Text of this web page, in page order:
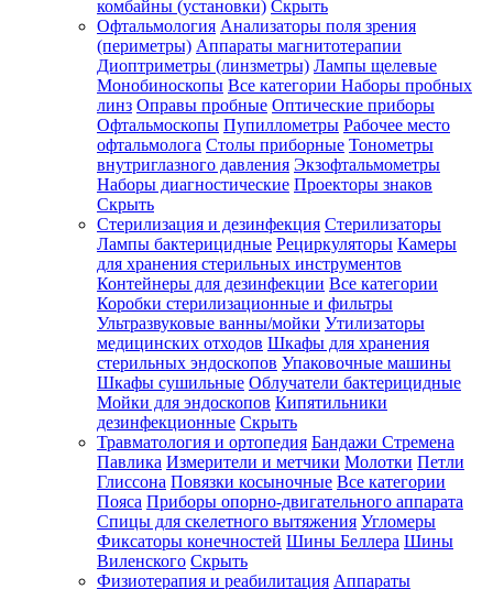
комбайны (установки) Скрыть
Офтальмология Анализаторы поля зрения
(периметры) Аппараты магнитотерапии
Диоптриметры (линзметры) Лампы щелевые
Монобиноскопы Все категории Наборы пробных
линз Оправы пробные Оптические приборы
Офтальмоскопы Пупиллометры Рабочее место
офтальмолога Столы приборные Тонометры
внутриглазного давления Экзофтальмометры
Наборы диагностические Проекторы знаков
Скрыть
Стерилизация и дезинфекция Стерилизаторы
Лампы бактерицидные Рециркуляторы Камеры
для хранения стерильных инструментов
Контейнеры для дезинфекции Все категории
Коробки стерилизационные и фильтры
Ультразвуковые ванны/мойки Утилизаторы
медицинских отходов Шкафы для хранения
стерильных эндоскопов Упаковочные машины
Шкафы сушильные Облучатели бактерицидные
Мойки для эндоскопов Кипятильники
дезинфекционные Скрыть
Травматология и ортопедия Бандажи Стремена
Павлика Измерители и метчики Молотки Петли
Глиссона Повязки косыночные Все категории
Пояса Приборы опорно-двигательного аппарата
Спицы для скелетного вытяжения Угломеры
Фиксаторы конечностей Шины Беллера Шины
Виленского Скрыть
Физиотерапия и реабилитация Аппараты